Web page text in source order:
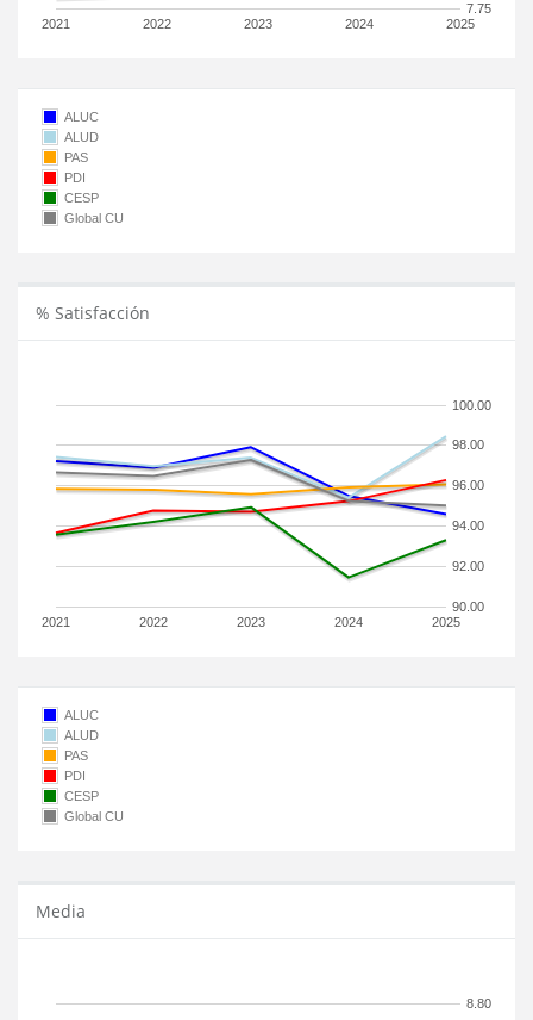
2021 2022 2023 2024 2025
7.75
ALUC
ALUD
PAS
PDI
CESP
Global CU
% Satisfacción
2021 2022 2023 2024 2025
90.00
92.00
94.00
96.00
98.00
100.00
ALUC
ALUD
PAS
PDI
CESP
Global CU
Media
8.80